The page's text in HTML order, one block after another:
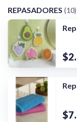
Información
Ubicación
Sitio web
Instagram
REPASADORES (10)